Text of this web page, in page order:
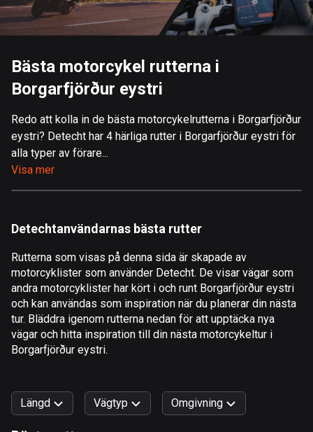
Storbritannien
115611 rutter
Afghanistan
Åland
519 rutter
Algeriet
Amerikanska Jungfruöarna
1 rutt
Andorra
62 rutter
1 rutt
Bästa motorcykel rutterna i
Borgarfjörður eystri
Redo att kolla in de bästa motorcykelrutterna i Borgarfjörður
eystri? Detecht har 4 härliga rutter i Borgarfjörður eystri för
alla typer av förare...
Visa mer
Detechtanvändarnas bästa rutter
Rutterna som visas på denna sida är skapade av
motorcyklister som använder Detecht. De visar vägar som
andra motorcyklister har kört i och runt Borgarfjörður eystri
och kan användas som inspiration när du planerar din nästa
tur. Bläddra igenom rutterna nedan för att upptäcka nya
vägar och hitta inspiration till din nästa motorcykeltur i
Borgarfjörður eystri.
Längd Vägtyp Omgivning